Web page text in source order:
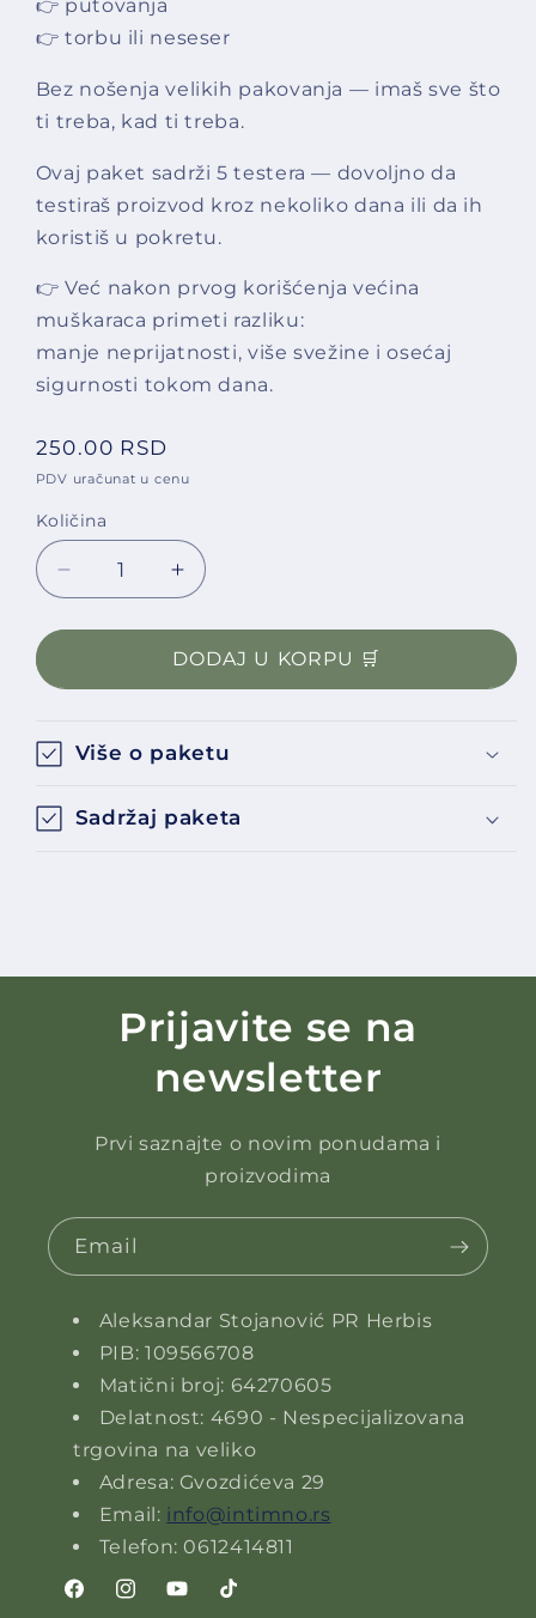
👉 putovanja
👉 torbu ili neseser
Bez nošenja velikih pakovanja — imaš sve što
ti treba, kad ti treba.
Ovaj paket sadrži 5 testera — dovoljno da
testiraš proizvod kroz nekoliko dana ili da ih
koristiš u pokretu.
👉 Već nakon prvog korišćenja većina
muškaraca primeti razliku:
manje neprijatnosti, više svežine i osećaj
sigurnosti tokom dana.
Regular price
250.00 RSD
PDV uračunat u cenu
Količina
Decrease quantity for 🔵 MAN INTIMO –
Increase quantity for 🔵 MAN
DODAJ U KORPU 🛒
Više o paketu
Sadržaj paketa
Prijavite se na
newsletter
Prvi saznajte o novim ponudama i
proizvodima
Email
Aleksandar Stojanović PR Herbis
PIB: 109566708
Matični broj: 64270605
Delatnost: 4690 - Nespecijalizovana
trgovina na veliko
Adresa: Gvozdićeva 29
Email: info@intimno.rs
Telefon: 0612414811
FacebookInstagramYouTubeTikTok